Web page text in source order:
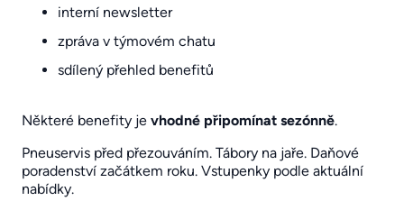
interní newsletter
zpráva v týmovém chatu
sdílený přehled benefitů
Některé benefity je vhodné připomínat sezónně.
Pneuservis před přezouváním. Tábory na jaře. Daňové
poradenství začátkem roku. Vstupenky podle aktuální
nabídky.